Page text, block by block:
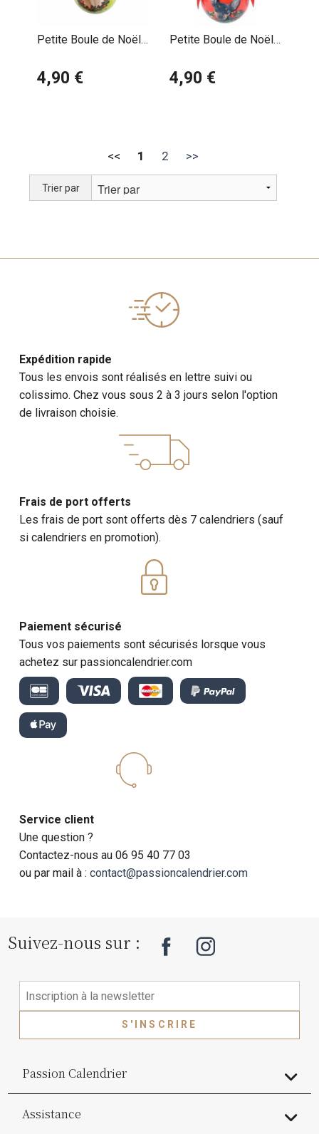
Petite Boule de Noël
4,90 €
Petite Boule de Noël
4,90 €
<< 1 2 >>
Trier par
Expédition rapide
Tous les envois sont réalisés en lettre suivi ou
colissimo. Chez vous sous 2 à 3 jours selon l'option
de livraison choisie.
Frais de port offerts
Les frais de port sont offerts dès 7 calendriers (sauf
si calendriers en promotion).
Paiement sécurisé
Tous vos paiements sont sécurisés lorsque vous
achetez sur passioncalendrier.com
Service client
Une question ?
Contactez-nous au 06 95 40 77 03
ou par mail à :contact@passioncalendrier.com
Suivez-nous sur :
S'INSCRIRE
Passion Calendrier
Assistance